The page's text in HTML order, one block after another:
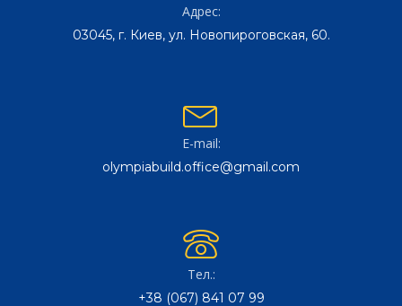
Адрес:
03045, г. Киев, ул. Новопироговская, 60.
E-mail:
olympiabuild.office@gmail.com
Тел.:
+38 (067) 841 07 99